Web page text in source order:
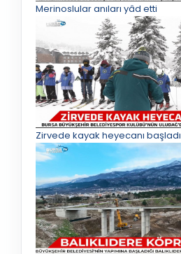
Merinoslular anıları yâd etti
Zirvede kayak heyecanı başladı